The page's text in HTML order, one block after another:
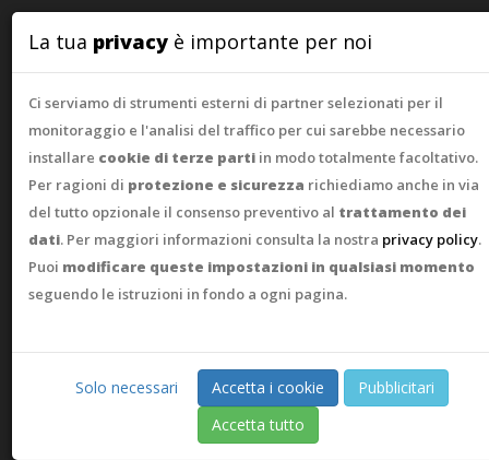
WebAsk
La tua privacy è importante per noi
Ci serviamo di strumenti esterni di partner selezionati per il
monitoraggio e l'analisi del traffico per cui sarebbe necessario
installare cookie di terze parti in modo totalmente facoltativo.
Per ragioni di protezione e sicurezza richiediamo anche in via
del tutto opzionale il consenso preventivo al trattamento dei
dati. Per maggiori informazioni consulta la nostra privacy policy.
Puoi modificare queste impostazioni in qualsiasi momento
seguendo le istruzioni in fondo a ogni pagina.
Solo necessari Accetta i cookie
Pubblicitari
Accetta tutto